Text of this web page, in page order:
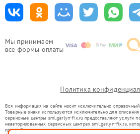
Мы принимаем
все формы оплаты
Политика
Вся информация на сайте носит исключительно справочный
Товарные знаки используются исключительно для
сервисные центры sml.garlyn-fix.ru предоставляют услуги
неавторизованных сервисных центрах sml.garlyn-fix.ru,
правообладателями товарных знаков или их официальными